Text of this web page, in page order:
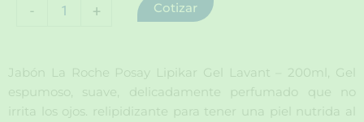
-
cantidad
+ Cotizar
Jabón La Roche Posay Lipikar Gel Lavant – 200ml, Gel
espumoso, suave, delicadamente perfumado que no
irrita los ojos. relipidizante para tener una piel nutrida al